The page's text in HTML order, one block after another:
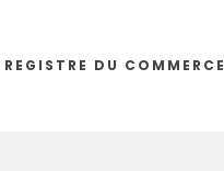
REGISTRE DU COMMERCE